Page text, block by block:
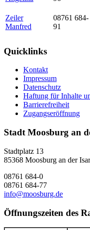
Zeiler
Manfred
08761 684-
91
Quicklinks
Kontakt
Impressum
Datenschutz
Haftung für Inhalte
Barrierefreiheit
Zugangseröffnung
Stadt Moosburg an
Stadtplatz 13
85368 Moosburg an der Isar
08761 684-0
08761 684-77
info@moosburg.de
Öffnungszeiten des